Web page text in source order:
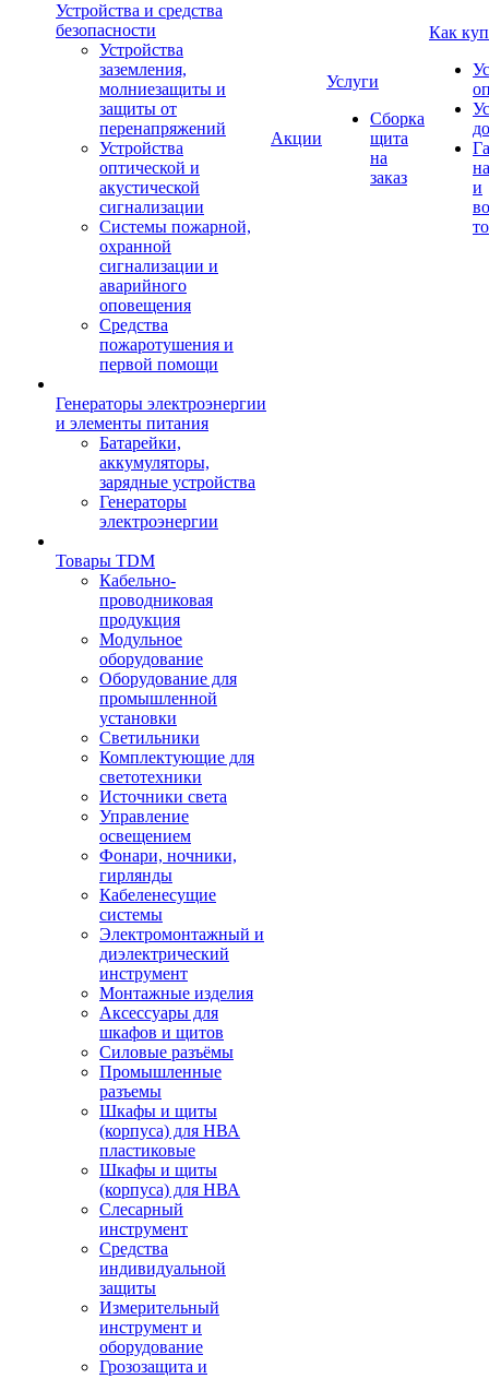
Устройства и средства
безопасности
Устройства
заземления,
молниезащиты и
защиты от
перенапряжений
Устройства
оптической и
акустической
сигнализации
Системы пожарной,
охранной
сигнализации и
аварийного
оповещения
Средства
пожаротушения и
первой помощи
Генераторы электроэнергии
и элементы питания
Батарейки,
аккумуляторы,
зарядные устройства
Генераторы
электроэнергии
Товары TDM
Кабельно-
проводниковая
продукция
Модульное
оборудование
Оборудование для
промышленной
установки
Светильники
Комплектующие для
светотехники
Источники света
Управление
освещением
Фонари, ночники,
гирлянды
Кабеленесущие
системы
Электромонтажный и
диэлектрический
инструмент
Монтажные изделия
Аксессуары для
шкафов и щитов
Силовые разъёмы
Промышленные
разъемы
Шкафы и щиты
(корпуса) для НВА
пластиковые
Шкафы и щиты
(корпуса) для НВА
Слесарный
инструмент
Средства
индивидуальной
защиты
Измерительный
инструмент и
оборудование
Грозозащита и
Акции
Услуги
Сборка
щита
на
заказ
Как
и